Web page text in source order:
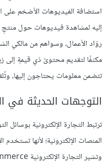
استضافة الفيديوهات الأضخم على
إليه لمشاهدة فيديوهات حول
روّاد الأعمال، وسواهم من مالكي
مكثفًا لتقديم محتوىً ذي قيمةٍ إلى
تتضمن معلومات يحتاجون إليها،
التوجهات الحديثة في
ترتبط التجارة الإلكترونية بوسائل
المنصات الإلكترونية؛ لأنها